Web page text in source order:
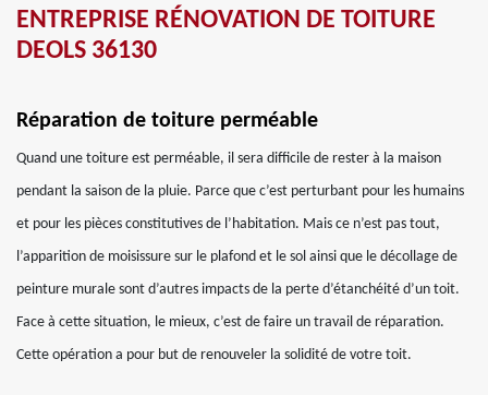
ENTREPRISE RÉNOVATION DE TOITURE
DEOLS 36130
Réparation de toiture perméable
Quand une toiture est perméable, il sera difficile de rester à la maison
pendant la saison de la pluie. Parce que c’est perturbant pour les humains
et pour les pièces constitutives de l’habitation. Mais ce n’est pas tout,
l’apparition de moisissure sur le plafond et le sol ainsi que le décollage de
peinture murale sont d’autres impacts de la perte d’étanchéité d’un toit.
Face à cette situation, le mieux, c’est de faire un travail de réparation.
Cette opération a pour but de renouveler la solidité de votre toit.